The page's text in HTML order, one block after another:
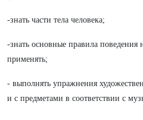
-знать части тела человека;
-знать основные правила поведения
применять;
- выполнять упражнения
и с предметами в соответствии с